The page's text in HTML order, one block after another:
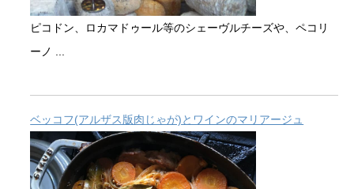
ピコドン、ロカマドゥール等のシェーヴルチーズや、ペコリ
ーノ ...
ベッコフ(アルザス版肉じゃが)とワインのマリアージュ